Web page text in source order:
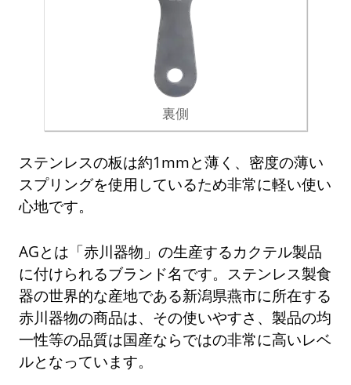
裏側
ステンレスの板は約1mmと薄く、密度の薄い
スプリングを使用しているため非常に軽い使い
心地です。
AGとは「赤川器物」の生産するカクテル製品
に付けられるブランド名です。ステンレス製食
器の世界的な産地である新潟県燕市に所在する
赤川器物の商品は、その使いやすさ、製品の均
一性等の品質は国産ならではの非常に高いレベ
ルとなっています。